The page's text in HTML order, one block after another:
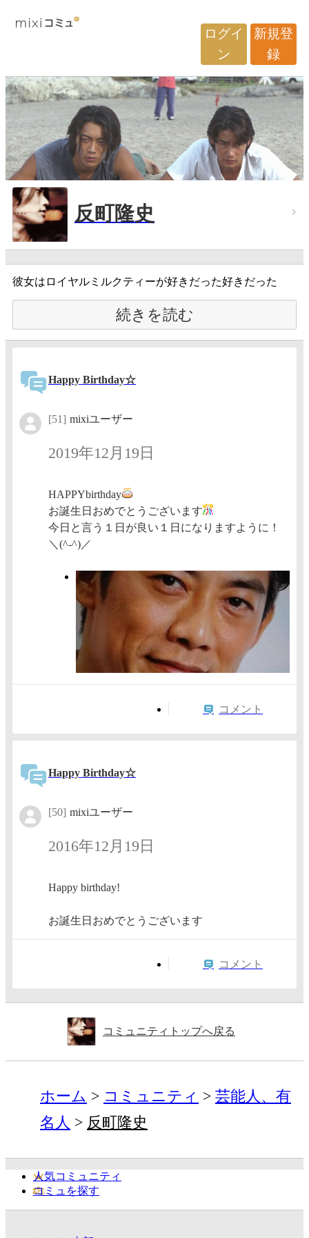
ログイ
ン
新規登
録
反町隆史
彼女はロイヤルミルクティーが好きだった好きだった
続きを読む
Happy Birthday☆
[51] mixiユーザー
2019年12月19日
HAPPYbirthday
お誕生日おめでとうございます
今日と言う１日が良い１日になりますように！
＼(^-^)／
コメント
Happy Birthday☆
[50] mixiユーザー
2016年12月19日
Happy birthday!
お誕生日おめでとうございます
コメント
コミュニティトップへ戻る
ホーム コミュニティ
芸能人、有
名人
反町隆史
人気コミュニティ
コミュを探す